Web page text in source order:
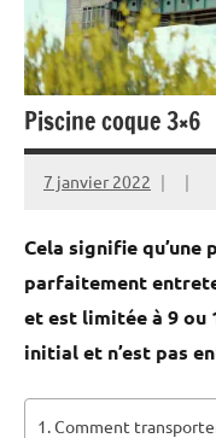
Piscine coque 3×6
7 janvier 2022
Cela signifie
parfaitement
et est limitée à 9 ou
initial et n’est pas
Comment